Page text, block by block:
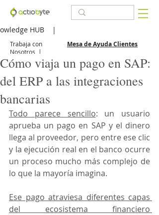
HUB |
Trabaja con
Nosotros |
Mesa de Ayuda Clientes
Cómo viaja un pago en SAP:
del ERP a las integraciones
bancarias
Todo parece sencillo: un usuario
aprueba un pago en SAP y el dinero
llega al proveedor, pero entre ese clic
y la ejecución real en el banco ocurre
un proceso mucho más complejo de
lo que la mayoría imagina.
Ese pago atraviesa diferentes capas
del ecosistema financiero